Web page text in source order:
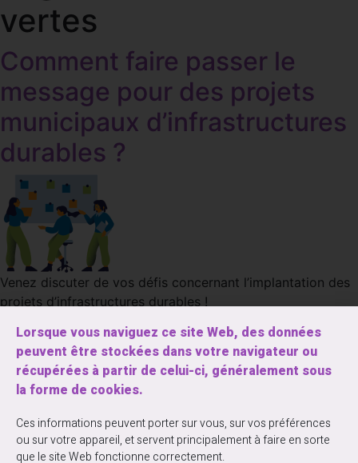
vertes
Comment faire passer le
message pour des projets
municipaux d’infrastructures
durables ?
Venez discuter de vos défis concernant l’implantation des
projets d’infrastructures durables !
Entrez votre courriel ci-dessous pour vous
Lorsque vous naviguez ce site Web, des données
peuvent être stockées dans votre navigateur ou
récupérées à partir de celui-ci, généralement sous
la forme de cookies.
Ces informations peuvent porter sur vous, sur vos préférences
ou sur votre appareil, et servent principalement à faire en sorte
que le site Web fonctionne correctement.